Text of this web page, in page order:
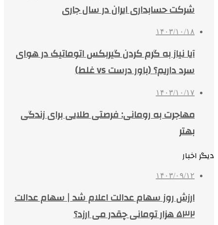
شرکت حسابداری ایران در سال جاری
۱۴۰۳/۱۰/۱۸
آیا نیاز به گرم کردن گیربکس اتوماتیک در هوای
سرد داریم؟ (باور درست vs غلط)
۱۴۰۳/۱۰/۱۷
مهاجرت به رومانی: فرصتی طلایی برای زندگی
بهتر
دیگر اخبار
۱۴۰۳/۰۹/۱۲
ارزش روز سهام عدالت اعلام شد | سهام عدالت
۵۳۲ هزار تومانی چقدر می ارزد؟